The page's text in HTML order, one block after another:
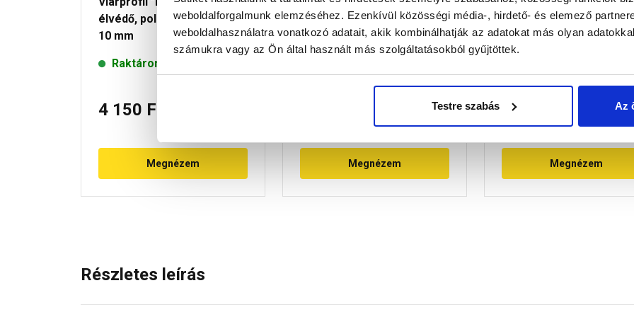
weboldalforgalmunk elemzéséhez. Ezenkívül közösségi média-, hirdető- és elemező
weboldalhasználatra vonatkozó adatait, akik kombinálhatják az adatokat más olyan
számukra vagy az Ön által használt más szolgáltatásokból gyűjtöttek.
Testre szabás Az
élvédő, polír króm, 270 cm x
10 mm
Raktáron
4 150 Ft
Megnézem
króm, 270 cm x 15 mm
Megnézem
fugázó 135, aranypor 5
4 580 Ft
916 Ft / kg
Megnézem
Részletes leírás